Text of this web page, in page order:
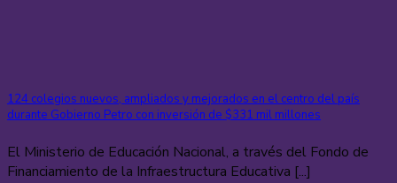
124 colegios nuevos, ampliados y mejorados en el centro del país
durante Gobierno Petro con inversión de $331 mil millones
El Ministerio de Educación Nacional, a través del Fondo de
Financiamiento de la Infraestructura Educativa [...]